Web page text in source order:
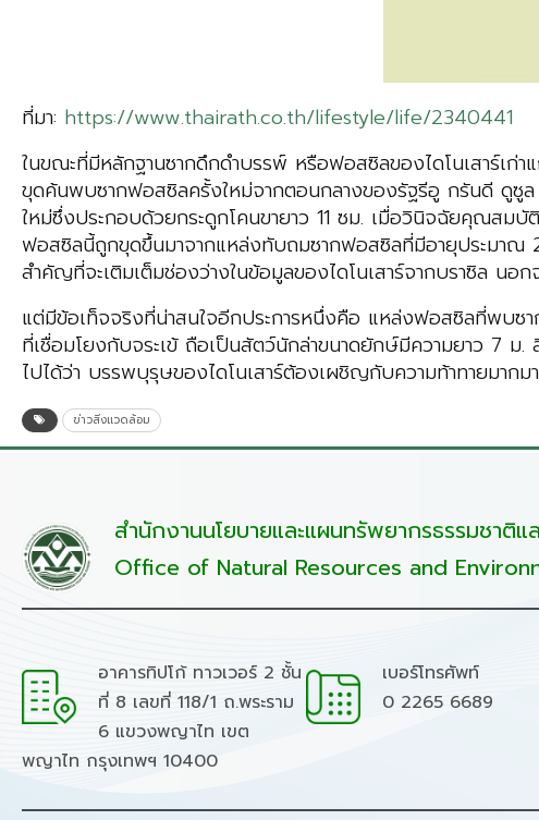
ที่มา: https://www.thairath.co.th/lifestyle/life/2340441
ในขณะที่มีหลักฐานซากดึกดำบรรพ์ หรือฟอสซิลของไดโนเสาร์เก่
ขุดค้นพบซากฟอสซิลครั้งใหม่จากตอนกลางของรัฐรีอู กรันดี ดูซูล
ใหม่ซึ่งประกอบด้วยกระดูกโคนขายาว 11 ซม. เมื่อวินิจฉัยคุณสม
ฟอสซิลนี้ถูกขุดขึ้นมาจากแหล่งทับถมซากฟอสซิลที่มีอายุประมาณ
สำคัญที่จะเติมเต็มช่องว่างในข้อมูลของไดโนเสาร์จากบราซิล นอ
แต่มีข้อเท็จจริงที่น่าสนใจอีกประการหนึ่งคือ แหล่งฟอสซิลที่พบซ
ที่เชื่อมโยงกับจระเข้ ถือเป็นสัตว์นักล่าขนาดยักษ์มีความยาว 7
ไปได้ว่า บรรพบุรุษของไดโนเสาร์ต้องเผชิญกับความท้าทายมาก
ข่าวสิ่งแวดล้อม
สำนักงานนโยบายและแผนทรัพยากรธรรมชาติ
Office of Natural Resources and
อาคารทิปโก้ ทาวเวอร์ 2 ชั้น
ที่ 8 เลขที่ 118/1 ถ.พระราม
6 แขวงพญาไท เขต
พญาไท กรุงเทพฯ 10400
เบอร์โทรศัพท์
0 2265 6689